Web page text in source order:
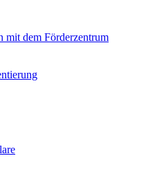
mit dem Förderzentrum